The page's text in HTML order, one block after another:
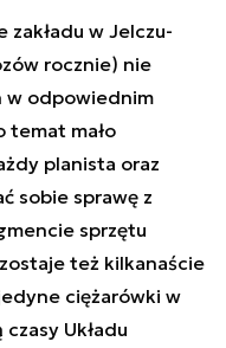
w Jelczu-
rocznie) nie
w odpowiednim
temat mało
planista oraz
sobie sprawę z
sprzętu
też kilkanaście
ciężarówki w
Układu